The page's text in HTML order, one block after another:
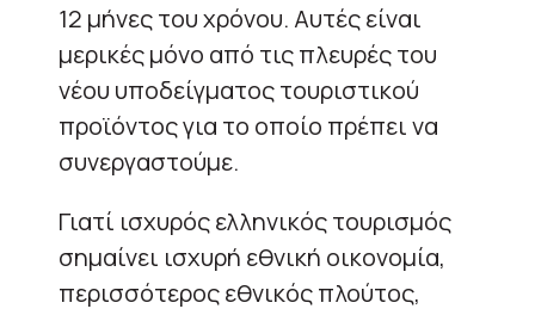
12 μήνες του χρόνου. Αυτές είναι
μερικές μόνο από τις πλευρές του
νέου υποδείγματος τουριστικού
προϊόντος για το οποίο πρέπει να
συνεργαστούμε.
Γιατί ισχυρός ελληνικός τουρισμός
σημαίνει ισχυρή εθνική οικονομία,
περισσότερος εθνικός πλούτος,